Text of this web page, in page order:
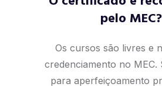
pelo MEC?
Os cursos são livres e
credenciamento no MEC.
para aperfeiçoamento